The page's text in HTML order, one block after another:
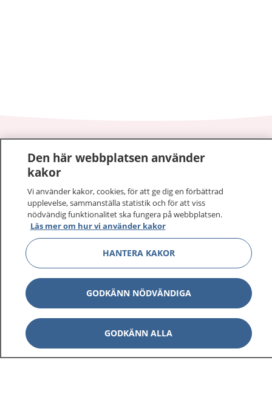
På 1177.se får du råd om hälsa och information om
sjukdomar och vilka mottagningar du kan kontakta.
Logga in för att läsa din journal och göra dina
vårdärenden. Ring telefonnummer 1177 för
sjukvårdsrådgivning dygnet runt.
1177 ger dig råd när du vill må bättre.
1177 på flera språk Show
Show
Den här webbplatsen använder
kakor
Vi använder kakor, cookies, för att ge dig en förbättrad
upplevelse, sammanställa statistik och för att viss
nödvändig funktionalitet ska fungera på webbplatsen.
Läs mer om hur vi använder kakor
HANTERA KAKOR
GODKÄNN NÖDVÄNDIGA
GODKÄNN ALLA